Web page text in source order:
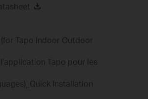
Tapo Indoor Outdoor
Tapo pour les
Installation